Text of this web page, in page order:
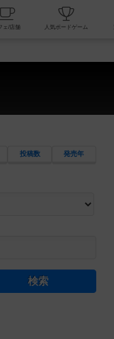
一覧 カフェ/店舗
投稿数 発売年
ることができます。マニュア
テムを理解できるよう、中
テムです。主にボードゲーム